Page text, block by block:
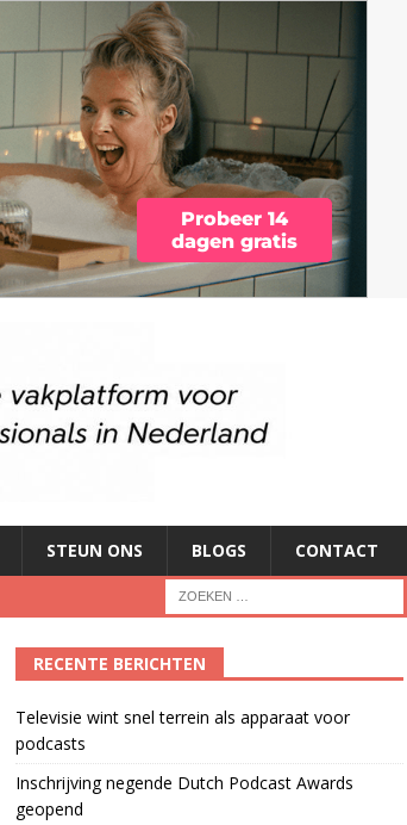
STEUN ONS BLOGS CONTACT
RECENTE BERICHTEN
Televisie wint snel terrein als apparaat voor
podcasts
Inschrijving negende Dutch Podcast Awards
geopend